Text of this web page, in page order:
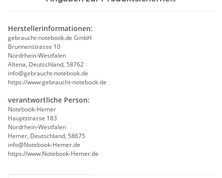
Herstellerinformationen:
gebraucht-notebook.de GmbH
Brunnenstrasse 10
Nordrhein-Westfalen
Altena, Deutschland, 58762
info@gebraucht-notebook.de
https://www.gebraucht-notebook.de
verantwortliche Person:
Notebook-Hemer
Hauptstrasse 183
Nordrhein-Westfalen
Hemer, Deutschland, 58675
info@Notebook-Hemer.de
https://www.Notebook-Hemer.de